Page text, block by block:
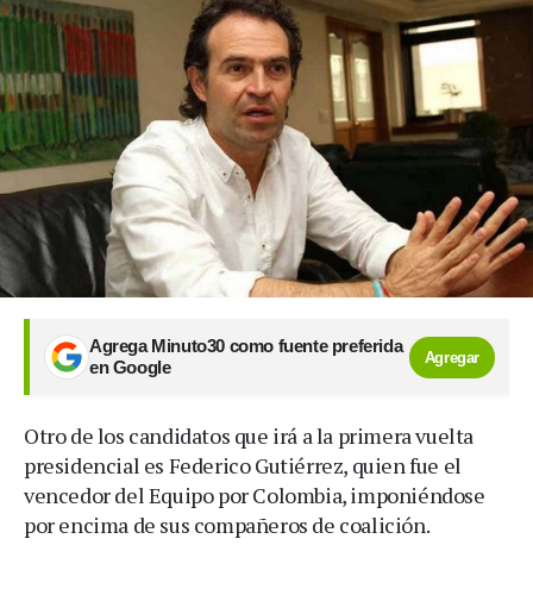
Agrega Minuto30 como fuente preferida
en Google
Agregar
Otro de los candidatos que irá a la primera vuelta
presidencial es Federico Gutiérrez, quien fue el
vencedor del Equipo por Colombia, imponiéndose
por encima de sus compañeros de coalición.